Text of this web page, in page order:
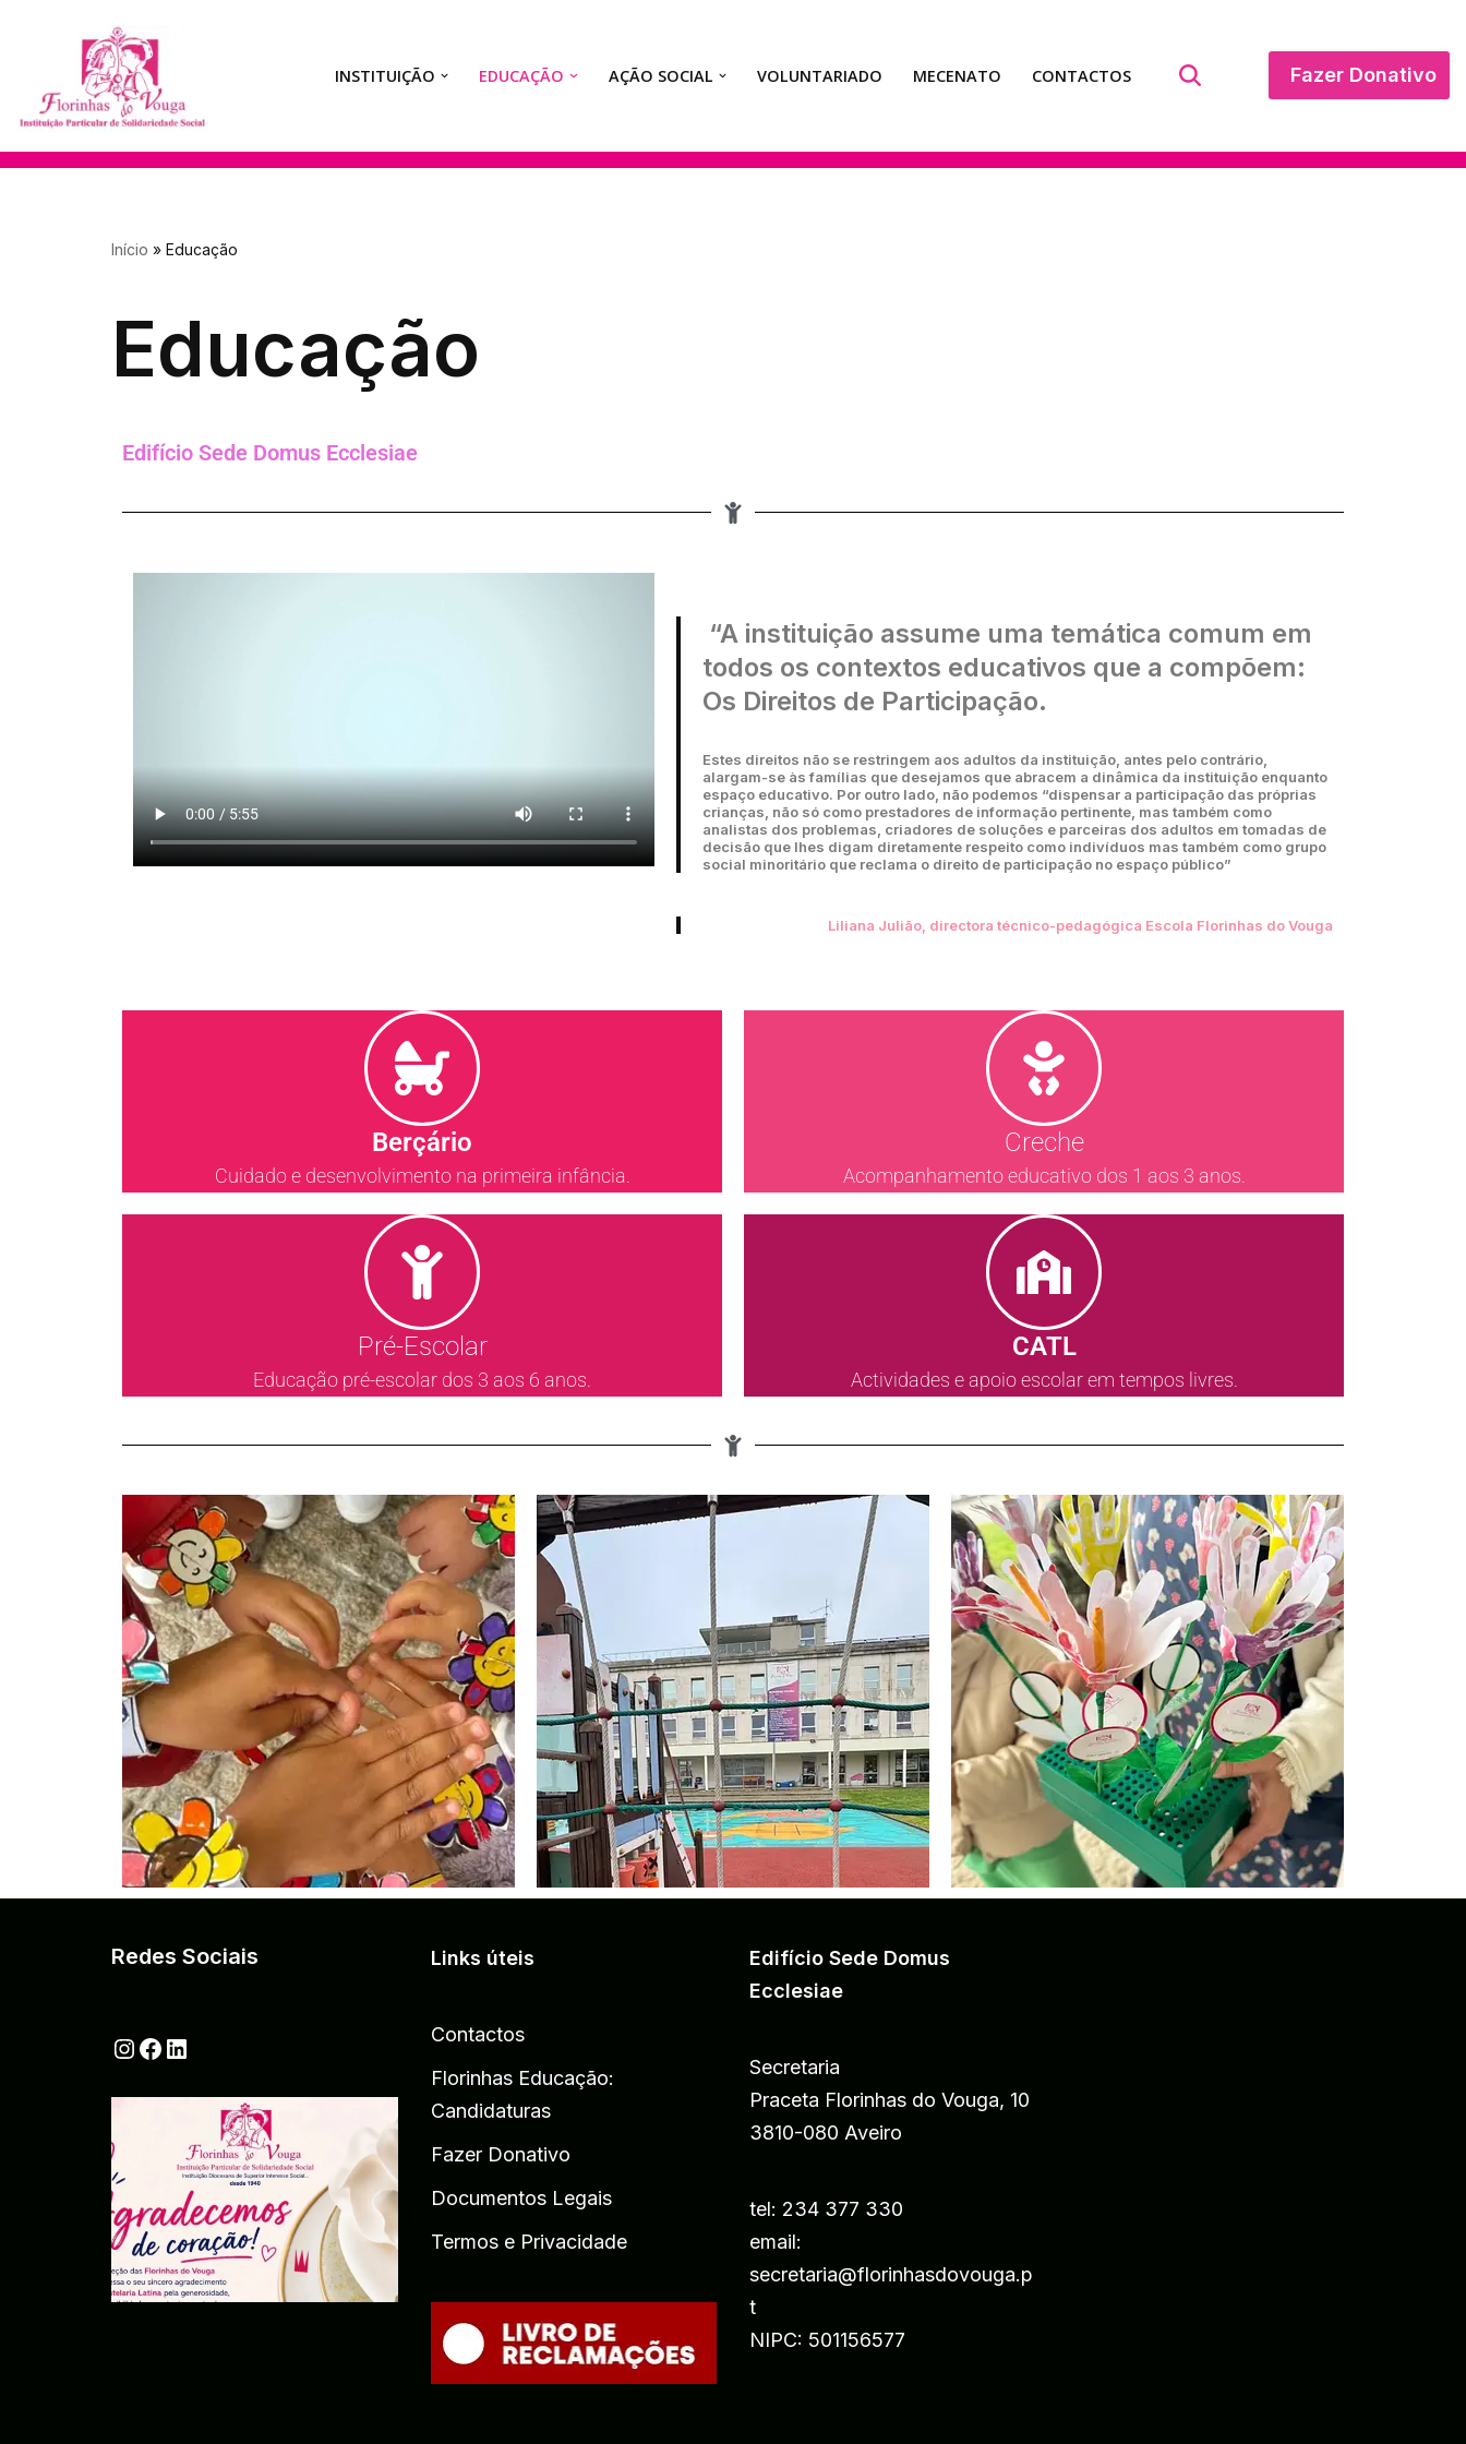
Avançar
para
o
INSTITUIÇÃO EDUCAÇÃO AÇÃO SOCIAL VOLUNTARIADO MECENATO CONTACTOS Fazer Donativo
Início » Educação
Educação
Edifício Sede Domus Ecclesiae
“A instituição assume uma temática comum em
todos os contextos educativos que a compõem:
Os Direitos de Participação.
Estes direitos não se restringem aos adultos da instituição, antes pelo contrário,
alargam-se às famílias que desejamos que abracem a dinâmica da instituição enquanto
espaço educativo. Por outro lado, não podemos “dispensar a participação das próprias
crianças, não só como prestadores de informação pertinente, mas também como
analistas dos problemas, criadores de soluções e parceiras dos adultos em tomadas de
decisão que lhes digam diretamente respeito como indivíduos mas também como grupo
social minoritário que reclama o direito de participação no espaço público”
Liliana Julião, directora técnico-pedagógica Escola Florinhas do Vouga
Berçário
Cuidado e desenvolvimento na primeira infância.
Creche
Acompanhamento educativo dos 1 aos 3 anos.
Pré-Escolar
Educação pré-escolar dos 3 aos 6 anos.
CATL
Actividades e apoio escolar em tempos livres.
Redes Sociais Links úteis
Contactos
Florinhas Educação:
Candidaturas
Fazer Donativo
Documentos Legais
Termos e Privacidade
Edifício Sede Domus
Ecclesiae
Secretaria
Praceta Florinhas do Vouga, 10
3810-080 Aveiro
tel: 234 377 330
email:
secretaria@florinhasdovouga.p
t
NIPC: 501156577